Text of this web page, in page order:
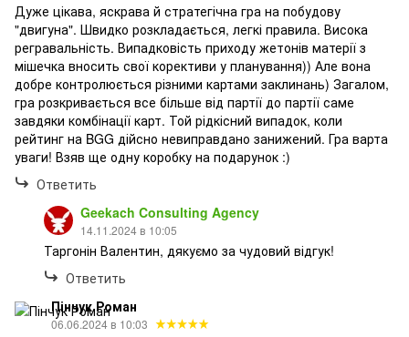
Дуже цікава, яскрава й стратегічна гра на побудову
"двигуна". Швидко розкладається, легкі правила. Висока
регравальність. Випадковість приходу жетонів матерії з
мішечка вносить свої корективи у планування)) Але вона
добре контролюється різними картами заклинань) Загалом,
гра розкривається все більше від партії до партії саме
завдяки комбінації карт. Той рідкісний випадок, коли
рейтинг на BGG дійсно невиправдано занижений. Гра варта
уваги! Взяв ще одну коробку на подарунок :)
Ответить
Geekach Consulting Agency
14.11.2024 в 10:05
Таргонін Валентин, дякуємо за чудовий відгук!
Ответить
Пінчук Роман
06.06.2024 в 10:03